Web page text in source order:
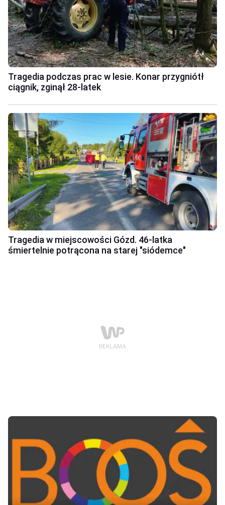
Tragedia podczas prac w lesie. Konar przygniótł
ciągnik, zginął 28-latek
Tragedia w miejscowości Gózd. 46-latka
śmiertelnie potrącona na starej "siódemce"